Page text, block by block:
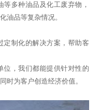
多种油品及化工废弃物，
油品等复杂情况。
定制化的解决方案，帮助客
位，我们都能提供针对性的
时为客户创造经济价值。